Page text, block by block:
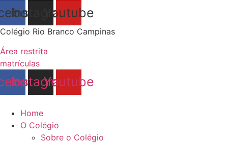
InstagramYoutube
Colégio Rio Branco Campinas
Área restrita
matrículas
Instagram
Youtube
Home
O Colégio
Sobre o Colégio